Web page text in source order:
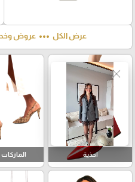
close
عرض الكل more_horiz عروض
احذية الماركات